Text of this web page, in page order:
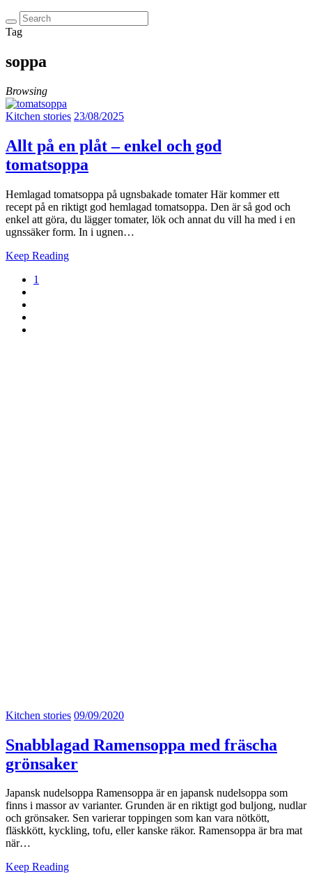
Tag
soppa
Browsing
Kitchen stories 23/08/2025
Allt på en plåt – enkel och god
tomatsoppa
Hemlagad tomatsoppa på ugnsbakade tomater Här kommer ett
recept på en riktigt god hemlagad tomatsoppa. Den är så god och
enkel att göra, du lägger tomater, lök och annat du vill ha med i en
ugnssäker form. In i ugnen…
Keep Reading
1
Kitchen stories 09/09/2020
Snabblagad Ramensoppa med fräscha
grönsaker
Japansk nudelsoppa Ramensoppa är en japansk nudelsoppa som
finns i massor av varianter. Grunden är en riktigt god buljong, nudlar
och grönsaker. Sen varierar toppingen som kan vara nötkött,
fläskkött, kyckling, tofu, eller kanske räkor. Ramensoppa är bra mat
när…
Keep Reading